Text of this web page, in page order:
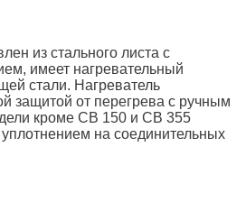
из стального листа с
имеет нагревательный
стали. Нагреватель
защитой от перегрева c ручным
кроме СВ 150 и СВ 355
на соединительных